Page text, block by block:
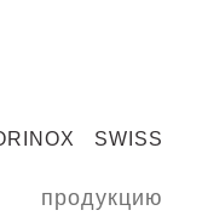
SWISS